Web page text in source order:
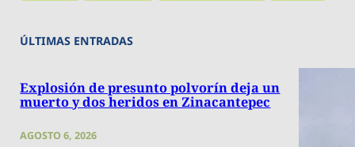
ÚLTIMAS ENTRADAS
Explosión de presunto polvorín deja un
muerto y dos heridos en Zinacantepec
AGOSTO 6, 2026